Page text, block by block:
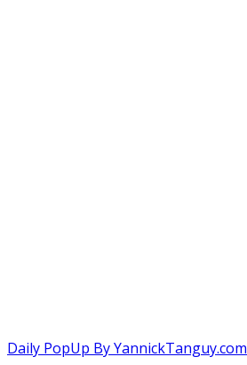
Daily PopUp By YannickTanguy.com